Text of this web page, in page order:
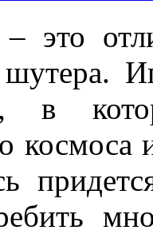
– это
в
космоса